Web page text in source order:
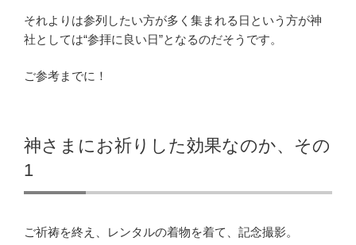
それよりは参列したい方が多く集まれる日という方が神
社としては“参拝に良い日”となるのだそうです。
ご参考までに！
神さまにお祈りした効果なのか、その
1
ご祈祷を終え、レンタルの着物を着て、記念撮影。